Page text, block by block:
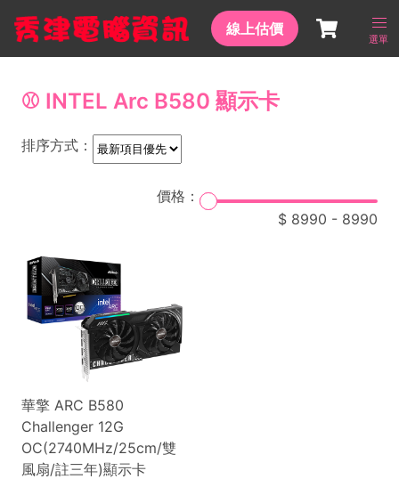
線上估價
選單
⚾ INTEL Arc B580 顯示卡
排序方式：
價格：
8990 - 8990
華擎 ARC B580
Challenger 12G
OC(2740MHz/25cm/雙
風扇/註三年)顯示卡